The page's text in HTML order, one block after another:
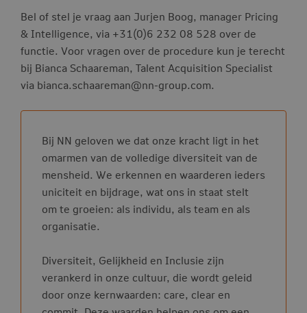
Bel of stel je vraag aan Jurjen Boog, manager Pricing
& Intelligence, via +31(0)6 232 08 528 over de
functie. Voor vragen over de procedure kun je terecht
bij Bianca Schaareman, Talent Acquisition Specialist
via bianca.schaareman@nn-group.com.
Bij NN geloven we dat onze kracht ligt in het
omarmen van de volledige diversiteit van de
mensheid. We erkennen en waarderen ieders
uniciteit en bijdrage, wat ons in staat stelt
om te groeien: als individu, als team en als
organisatie.
Diversiteit, Gelijkheid en Inclusie zijn
verankerd in onze cultuur, die wordt geleid
door onze kernwaarden: care, clear en